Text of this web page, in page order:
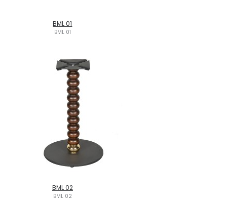
BML 01
BML 01
BML 02
BML 02